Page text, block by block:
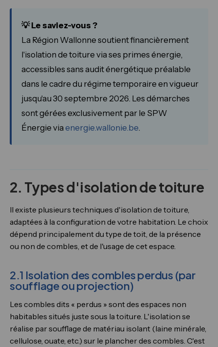
💡 Le saviez-vous ?
La Région Wallonne soutient financièrement
l'isolation de toiture via ses primes énergie,
accessibles sans audit énergétique préalable
dans le cadre du régime temporaire en vigueur
jusqu'au 30 septembre 2026. Les démarches
sont gérées exclusivement par le SPW
Énergie viaenergie.wallonie.be.
2. Types d'isolation de toiture
Il existe plusieurs techniques d'isolation de toiture,
adaptées à la configuration de votre habitation. Le choix
dépend principalement du type de toit, de la présence
ou non de combles, et de l'usage de cet espace.
2.1 Isolation des combles perdus (par
soufflage ou projection)
Les combles dits « perdus » sont des espaces non
habitables situés juste sous la toiture. L'isolation se
réalise par soufflage de matériau isolant (laine minérale,
cellulose, ouate, etc.) sur le plancher des combles. C'est